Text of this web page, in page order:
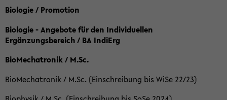
Biologie / Promotion
Biologie - Angebote für den Individuellen
Ergänzungsbereich / BA IndiErg
BioMechatronik / M.Sc.
BioMechatronik / M.Sc. (Einschreibung bis WiSe 22/23)